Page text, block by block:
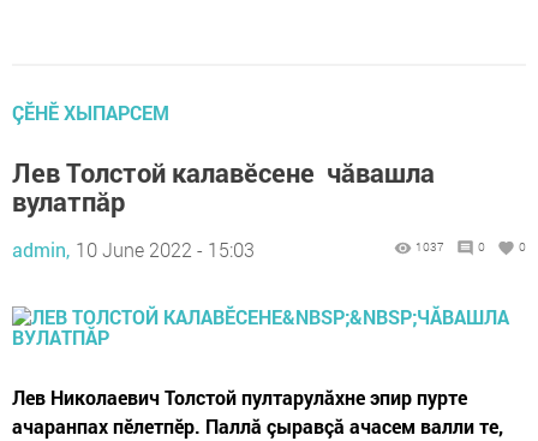
ÇӖНӖ ХЫПАРСЕМ
Лев Толстой калавӗсене чăвашла
вулатпăр
admin, 10 June 2022 - 15:03 1037 0 0
Лев Николаевич Толстой пултарулăхне эпир пурте
ачаранпах пӗлетпӗр. Паллă çыравçă ачасем валли те,